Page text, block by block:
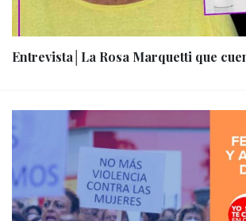
Entrevista│La Rosa Marquetti que